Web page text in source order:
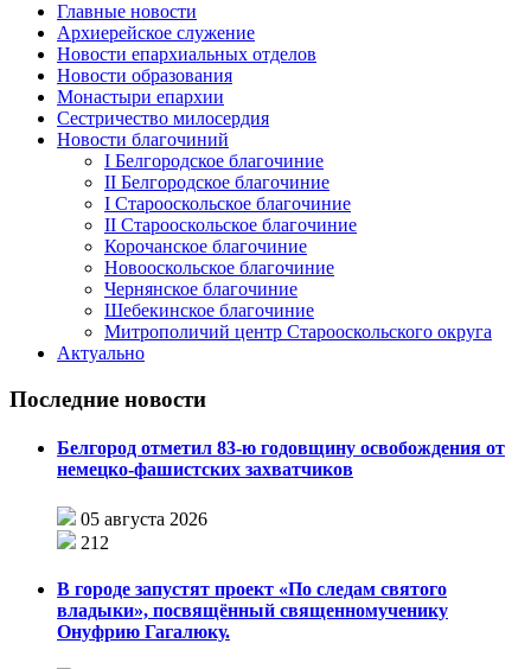
Главные новости
Архиерейское служение
Новости епархиальных отделов
Новости образования
Монастыри епархии
Сестричество милосердия
Новости благочиний
I Белгородское благочиние
II Белгородское благочиние
I Старооскольское благочиние
II Старооскольское благочиние
Корочанское благочиние
Новооскольское благочиние
Чернянское благочиние
Шебекинское благочиние
Митрополичий центр Старооскольского округа
Актуально
Последние новости
Белгород отметил 83-ю годовщину освобождения от
немецко-фашистских захватчиков
05 августа 2026
212
В городе запустят проект «По следам святого
владыки», посвящённый священномученику
Онуфрию Гагалюку.